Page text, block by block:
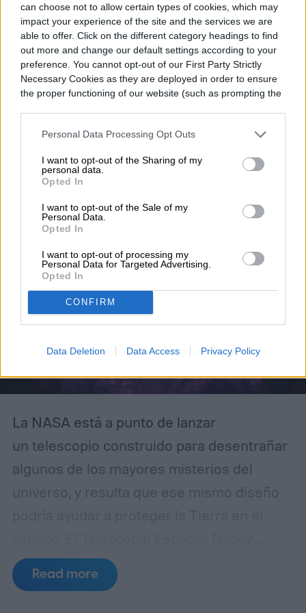
can choose not to allow certain types of cookies, which may
impact your experience of the site and the services we are
able to offer. Click on the different category headings to find
out more and change our default settings according to your
preference. You cannot opt-out of our First Party Strictly
Necessary Cookies as they are deployed in order to ensure
the proper functioning of our website (such as prompting the
Personal Data Processing Opt Outs
I want to opt-out of the Sharing of my
personal data.
Opted In
I want to opt-out of the Sale of my
Personal Data.
Opted In
I want to opt-out of processing my
Personal Data for Targeted Advertising.
Opted In
CONFIRM
Data Deletion Data Access Privacy Policy
ESPACIO
El telescopio espacial
Romano quiere proteger a
la Tierra de asteroides
asesinos
La NASA está a punto de lanzar
un telescopio construido para desentrañar
algunos de los mayores misterios del
universo, y resulta que ese mismo diseño
Grace Roman está programado para
despegar desde el Centro Espacial
Read more